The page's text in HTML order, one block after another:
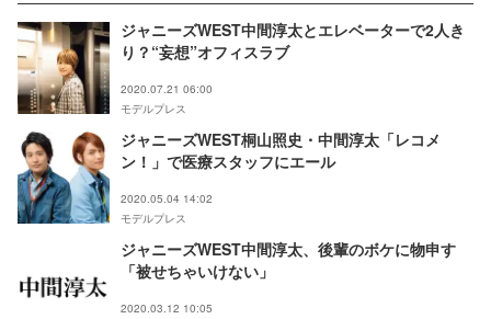
ジャニーズWEST中間淳太とエレベーターで2人き
り？“妄想”オフィスラブ
2020.07.21 06:00
モデルプレス
ジャニーズWEST桐山照史・中間淳太「レコメ
ン！」で医療スタッフにエール
2020.05.04 14:02
モデルプレス
ジャニーズWEST中間淳太、後輩のボケに物申す
「被せちゃいけない」
2020.03.12 10:05